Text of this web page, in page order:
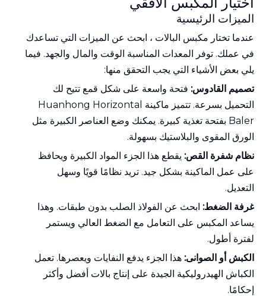
الميزات الرئيسية
عندما تختار مكبس البالات ، ابحث عن الميزات التي تساعدك
في عملك. توفر المعدات المناسبة الوقت والمال والجهد. فيما
يلي بعض الأشياء التي يجب التحقق منها:
تصميم القادوس: فتحة واسعة على شكل قمع تتيح لك
التحميل بسرعة. تتميز ماكينة Huanhong Horizontal
Baler بفتحة تغذية كبيرة. يمكنك وضع العناصر الكبيرة مثل
الورق المقوى والبلاستيك بسهولة.
نظام شفرة القص: يقطع هذا الجزء المواد الكبيرة ويحافظ
على عمل الماكينة بشكل جيد. تريد نظامًا قويًا وسهل
التعديل.
غرفة الضغط: ابحث عن الفولاذ الصلب بدون طبقات. وهذا
يساعد المكبس على التعامل مع الضغط العالي ويستمر
لفترة أطول.
الكبش أو الصوانى: هذا الجزء يدفع النفايات ويعصرها. تعمل
الكباش الهيدروليكية الجيدة على إنتاج بالات أفضل وأكثر
إحكامًا.